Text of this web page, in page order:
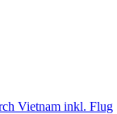
Vietnam inkl. Flug